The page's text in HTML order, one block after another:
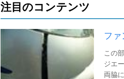
注目のコンテンツ
フ
この
ジエ
両脇